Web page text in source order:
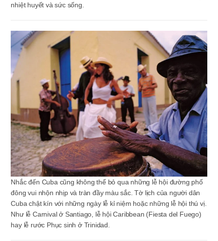
nhiệt huyết và sức sống.
Nhắc đến Cuba cũng không thể bỏ qua những lễ hội đường phố
đông vui nhộn nhịp và tràn đầy màu sắc. Tờ lịch của người dân
Cuba chật kín với những ngày lễ kỉ niệm hoặc những lễ hội thú vị.
Như lễ Carnival ở Santiago, lễ hội Caribbean (Fiesta del Fuego)
hay lễ rước Phục sinh ở Trinidad.